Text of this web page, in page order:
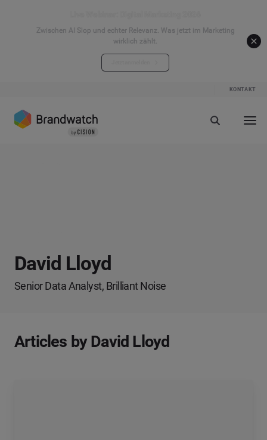
Zwischen AI Slop und echter Relevanz. Was jetzt im Marketing
wirklich zählt.
KONTAKT
David Lloyd
Senior Data Analyst, Brilliant Noise
Articles by David Lloyd